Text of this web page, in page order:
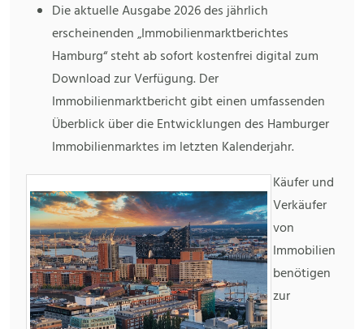
Die aktuelle Ausgabe 2026 des jährlich
erscheinenden „Immobilienmarktberichtes
Hamburg“ steht ab sofort kostenfrei digital zum
Download zur Verfügung. Der
Immobilienmarktbericht gibt einen umfassenden
Überblick über die Entwicklungen des Hamburger
Immobilienmarktes im letzten Kalenderjahr.
Käufer und
Verkäufer
von
Immobilien
benötigen
zur